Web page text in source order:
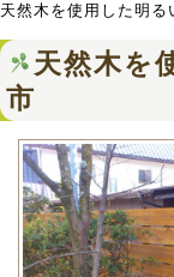
天然木を使用した明
天然木を
市